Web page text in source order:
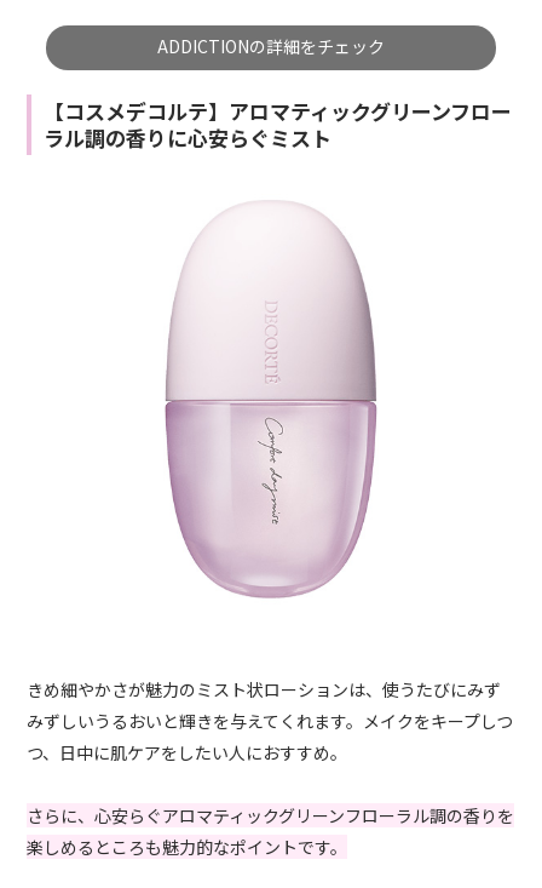
ADDICTIONの詳細をチェック
【コスメデコルテ】アロマティックグリーンフロー
ラル調の香りに心安らぐミスト
きめ細やかさが魅力のミスト状ローションは、使うたびにみず
みずしいうるおいと輝きを与えてくれます。メイクをキープしつ
つ、日中に肌ケアをしたい人におすすめ。
さらに、心安らぐアロマティックグリーンフローラル調の香りを
楽しめるところも魅力的なポイントです。